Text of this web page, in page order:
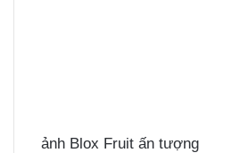
ảnh Blox Fruit ấn tượng